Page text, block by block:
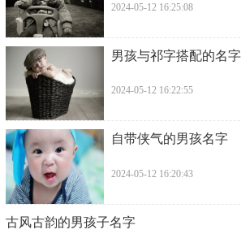
2024-05-12 16:25:08
​男孩与祁字搭配的名字
2024-05-12 16:22:55
​自带侠气的男孩名字
2024-05-12 16:20:43
​古风古韵的男孩子名字